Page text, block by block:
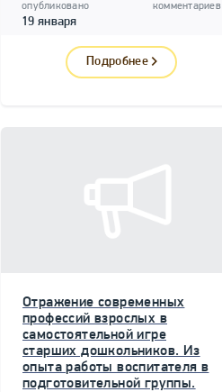
опубликовано
19 января
комментариев
Подробнее
Отражение современных
профессий взрослых в
самостоятельной игре
старших дошкольников. Из
опыта работы воспитателя в
подготовительной группы.